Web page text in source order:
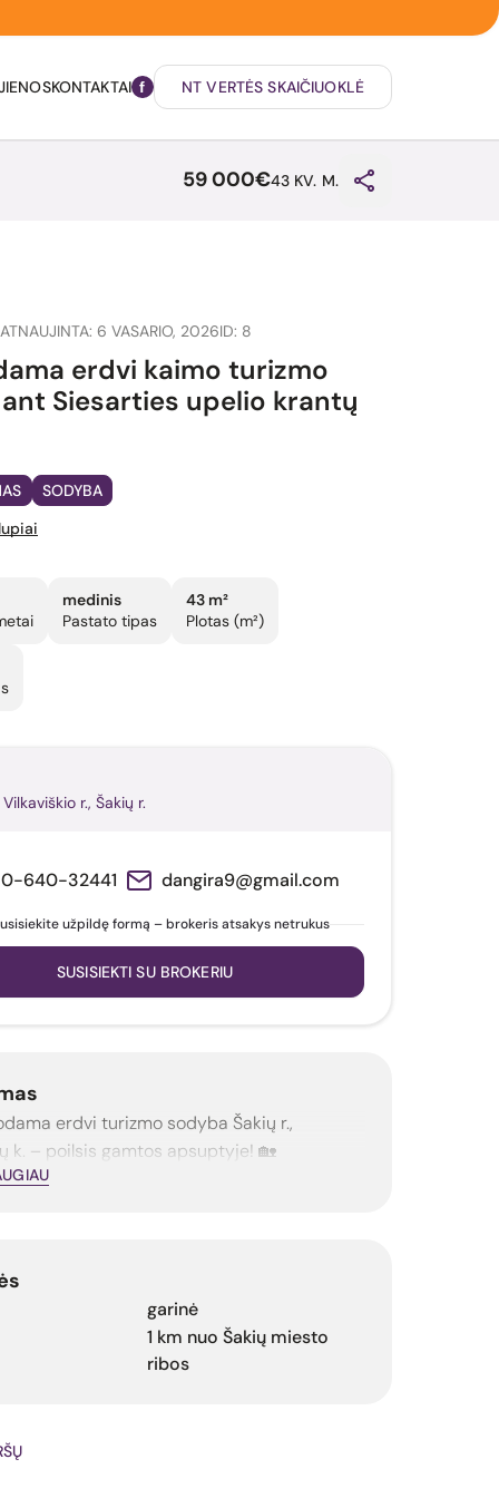
KONTAKTAI NT VERTĖS SKAIČIUOKLĖ
59 000€43 KV. M.
6 VASARIO, 2026ID: 8
erdvi kaimo turizmo
Siesarties upelio krantų
SODYBA
medinis
Pastato tipas
43 m²
Plotas (m²)
r., Šakių r.
640-32441 dangira9@gmail.com
užpildę formą – brokeris atsakys netrukus
SUSISIEKTI SU BROKERIU
erdvi turizmo sodyba Šakių r.,
k. – poilsis gamtos apsuptyje! 🏡
garinė
1 km nuo Šakių miesto
ribos